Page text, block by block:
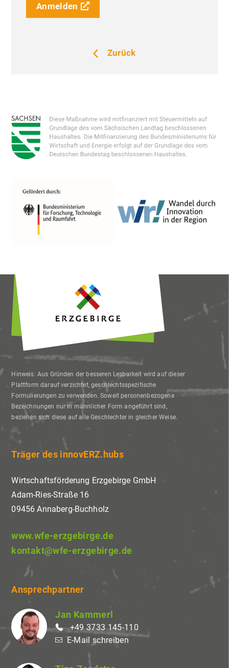
Anmelden
Zurück
Hinweis: Aus Gründen der besseren Lesbarkeit wird auf dieser
Plattform darauf verzichtet, geschlechtsspezifische
Formulierungen zu verwenden. Soweit personenbezogene
Bezeichnungen nur in männlicher Form angeführt sind,
beziehen sich diese auf alle Geschlechter in gleicher Weise.
Träger des innovERZ.hubs
Wirtschaftsförderung Erzgebirge GmbH
Adam-Ries-Straße 16
09456 Annaberg-Buchholz
www.wfe-erzgebirge.de
kontakt@wfe-erzgebirge.de
Ansprechpartner
Jan Kammerl
+49 3733 145-110
E-Mail schreiben